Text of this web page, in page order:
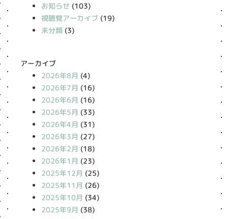
お知らせ (103)
視聴覚アーカイブ (19)
未分類 (3)
アーカイブ
2026年8月 (4)
2026年7月 (16)
2026年6月 (16)
2026年5月 (33)
2026年4月 (31)
2026年3月 (27)
2026年2月 (18)
2026年1月 (23)
2025年12月 (25)
2025年11月 (26)
2025年10月 (34)
2025年9月 (38)